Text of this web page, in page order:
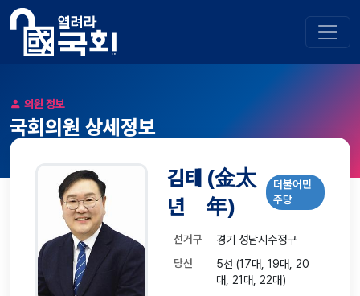
의원 정보
국회의원 상세정보
김태
년
(金太
年)
더불어민
주당
선거구
경기 성남시수정구
당선
5선 (17대, 19대, 20
대, 21대, 22대)